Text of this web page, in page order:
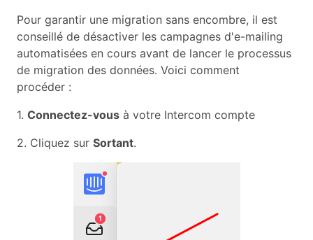
Pour garantir une migration sans encombre, il est
conseillé de désactiver les campagnes d'e-mailing
automatisées en cours avant de lancer le processus
de migration des données. Voici comment
procéder :
1. Connectez-vous à votre Intercom compte
2. Cliquez sur Sortant.